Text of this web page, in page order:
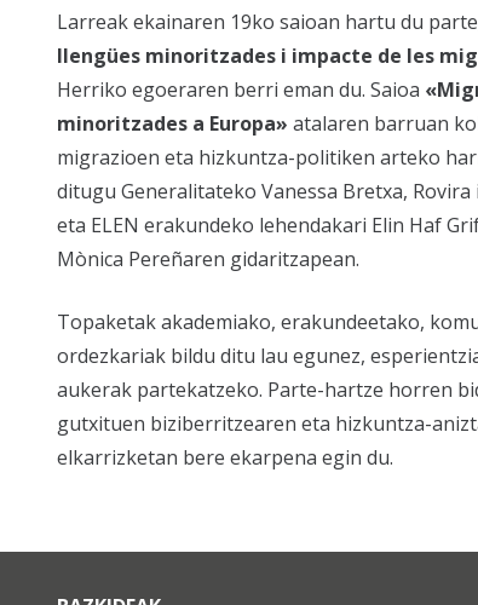
Larreak ekainaren 19ko saioan hartu du
llengües minoritzades i impacte de les
Herriko egoeraren berri eman du. Saioa
minoritzades a Europa» atalaren barruan
migrazioen eta hizkuntza-politiken arteko
ditugu Generalitateko Vanessa Bretxa,
eta ELEN erakundeko lehendakari Elin Haf
Mònica Pereñaren gidaritzapean.
Topaketak akademiako, erakundeetako,
ordezkariak bildu ditu lau egunez,
aukerak partekatzeko. Parte-hartze horren
gutxituen biziberritzearen eta hizkuntza-
elkarrizketan bere ekarpena egin du.